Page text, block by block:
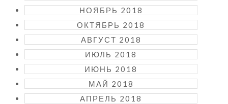
НОЯБРЬ 2018
ОКТЯБРЬ 2018
АВГУСТ 2018
ИЮЛЬ 2018
ИЮНЬ 2018
МАЙ 2018
АПРЕЛЬ 2018